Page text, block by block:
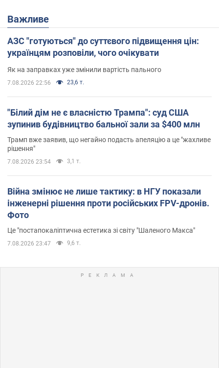
Важливе
АЗС "готуються" до суттєвого підвищення цін:
українцям розповіли, чого очікувати
Як на заправках уже змінили вартість пального
7.08.2026 22:56 23,6 т.
"Білий дім не є власністю Трампа": суд США
зупинив будівництво бальної зали за $400 млн
Трамп вже заявив, що негайно подасть апеляцію а це "жахливе
рішення"
7.08.2026 23:54 3,1 т.
Війна змінює не лише тактику: в НГУ показали
інженерні рішення проти російських FPV-дронів.
Фото
Це "постапокаліптична естетика зі світу "Шаленого Макса"
7.08.2026 23:47 9,6 т.